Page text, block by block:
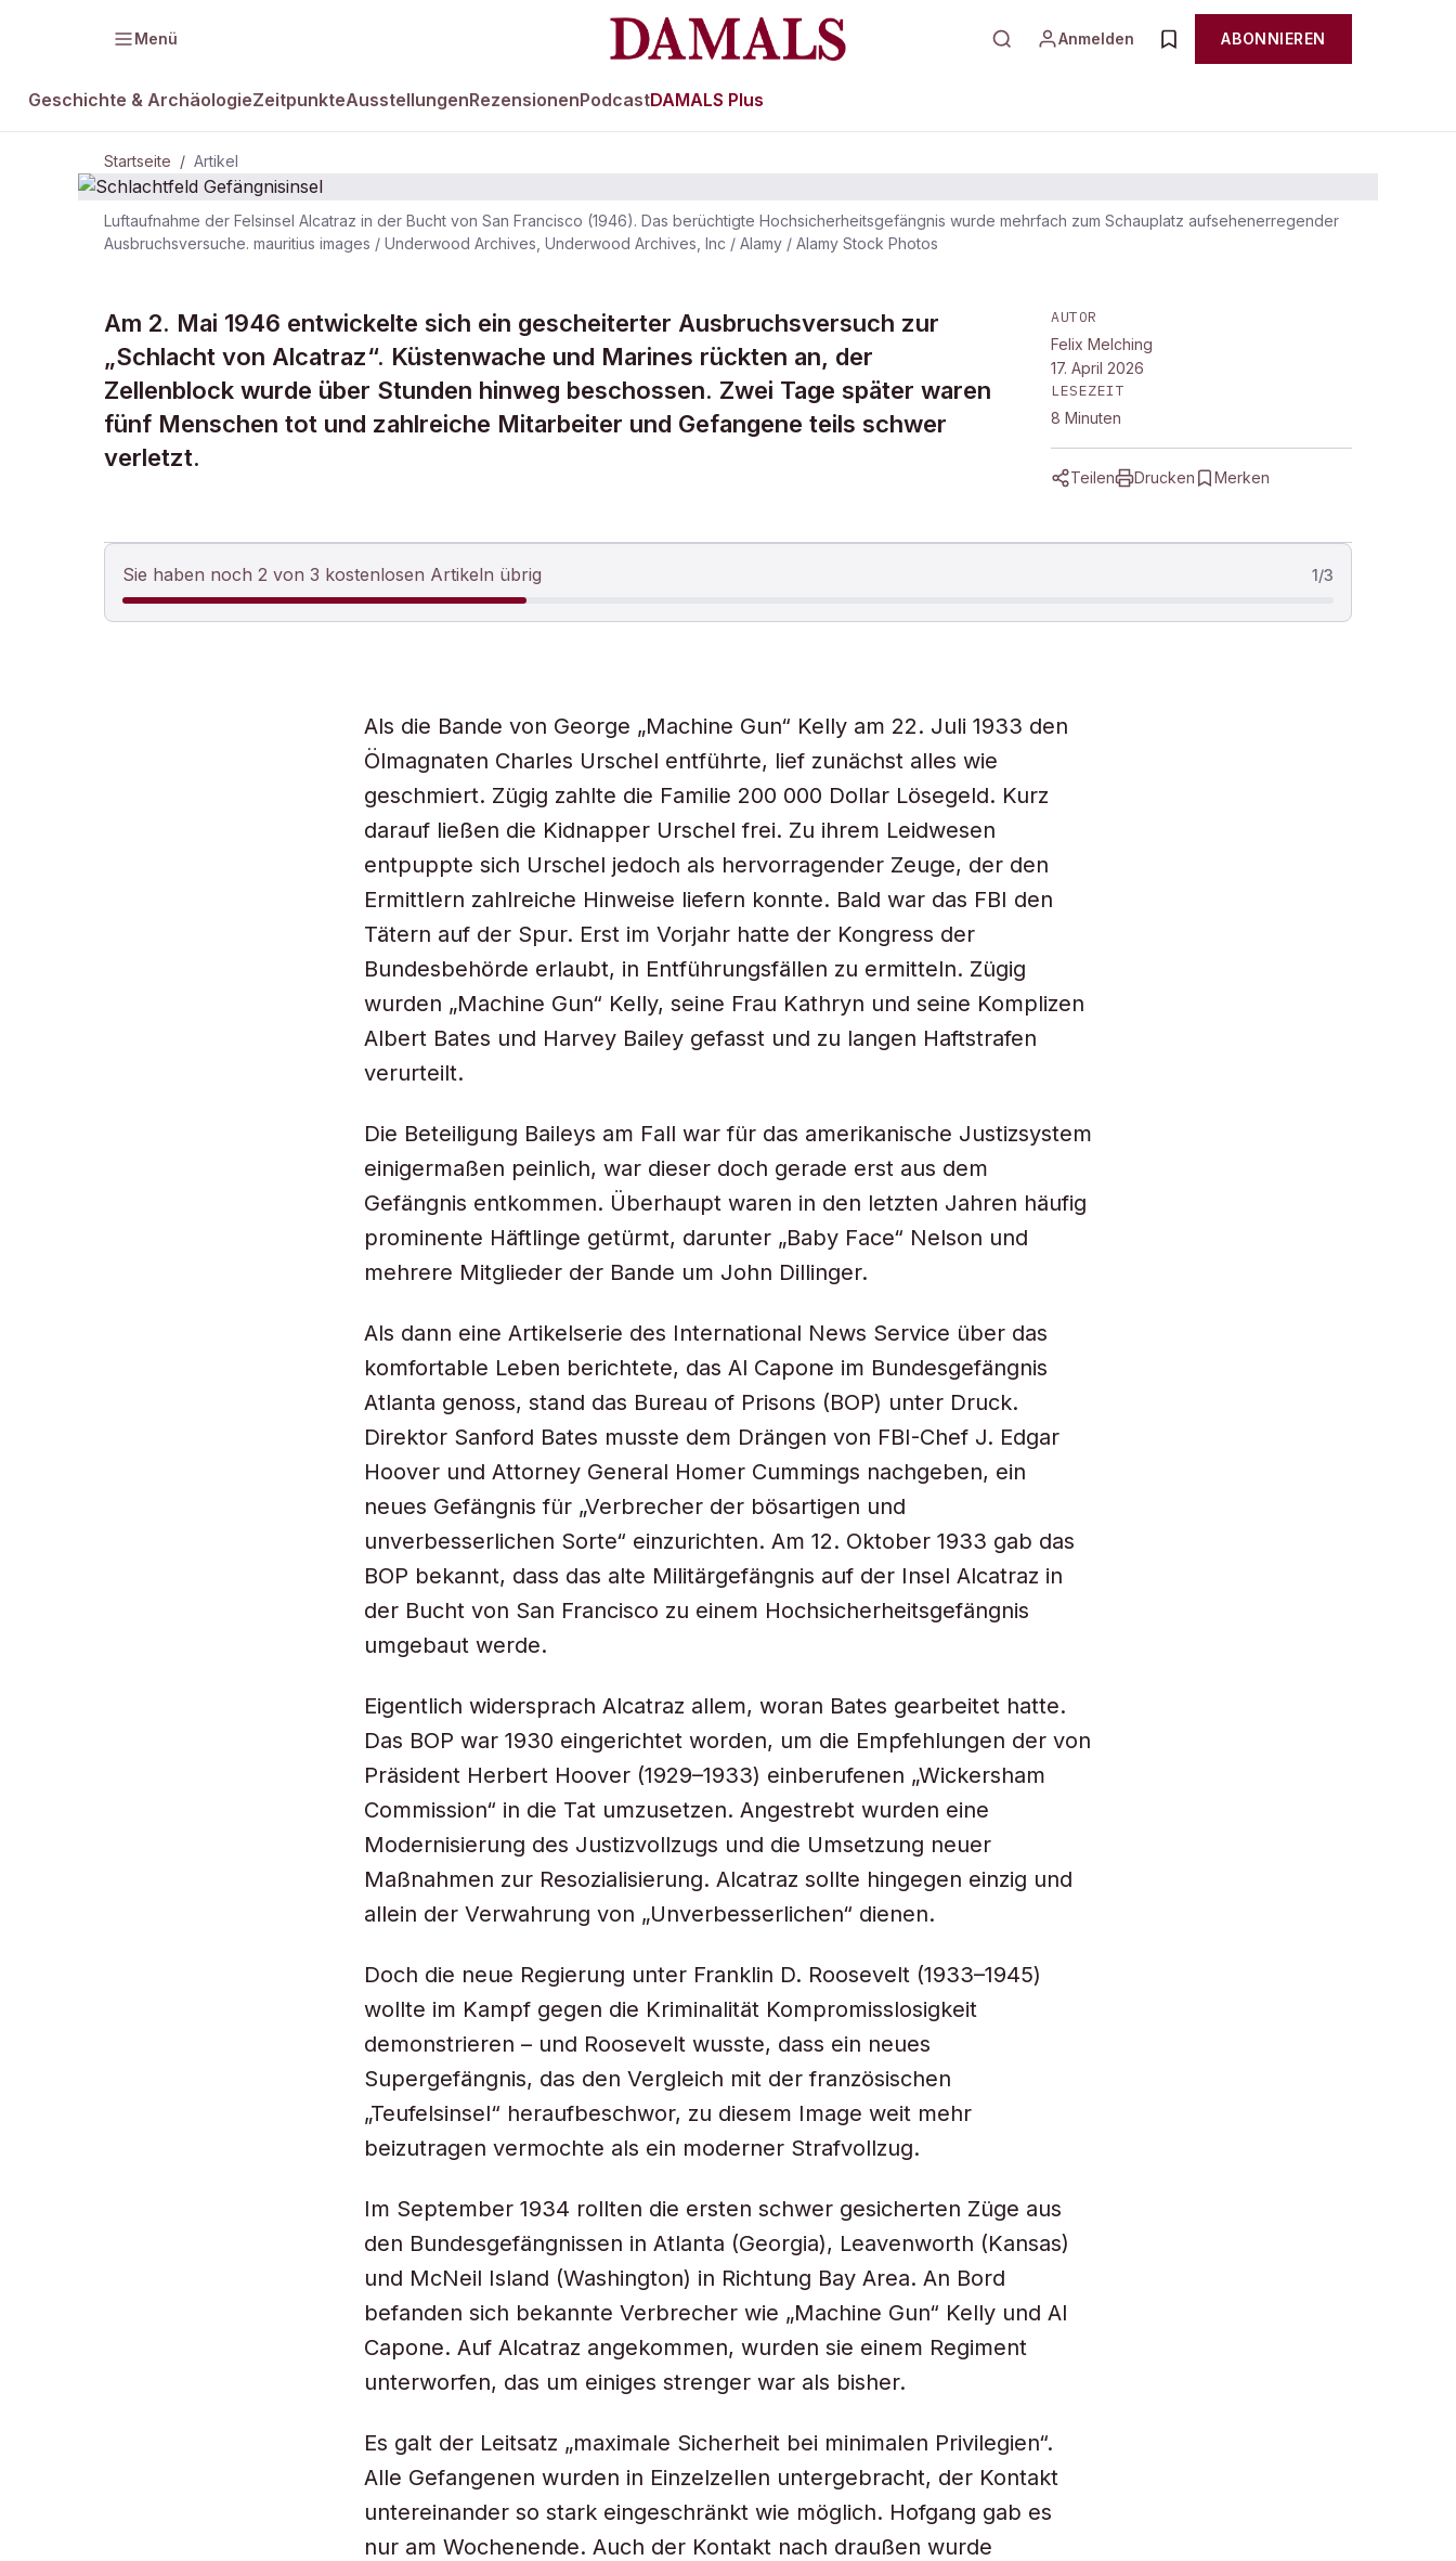
Menü Anmelden ABONNIEREN
Geschichte & ArchäologieZeitpunkteAusstellungenRezensionenPodcastDAMALS Plus
Startseite / Artikel
Schlachtfeld
Gefängnisinsel
Luftaufnahme der Felsinsel Alcatraz in der Bucht von San Francisco (1946). Das berüchtigte Hochsicherheitsgefängnis wurde mehrfach zum Schauplatz aufsehenerregender
Ausbruchsversuche. mauritius images / Underwood Archives, Underwood Archives, Inc / Alamy / Alamy Stock Photos
Am 2. Mai 1946 entwickelte sich ein gescheiterter Ausbruchsversuch zur
„Schlacht von Alcatraz“. Küstenwache und Marines rückten an, der
Zellenblock wurde über Stunden hinweg beschossen. Zwei Tage später waren
fünf Menschen tot und zahlreiche Mitarbeiter und Gefangene teils schwer
verletzt.
AUTOR
Felix Melching
17. April 2026
LESEZEIT
8 Minuten
Teilen Drucken Merken
Sie haben noch 2 von 3 kostenlosen Artikeln übrig 1/3
Als die Bande von George „Machine Gun“ Kelly am 22. Juli 1933 den
Ölmagnaten Charles Urschel entführte, lief zunächst alles wie
geschmiert. Zügig zahlte die Familie 200 000 Dollar Lösegeld. Kurz
darauf ließen die Kidnapper Urschel frei. Zu ihrem Leidwesen
entpuppte sich Urschel jedoch als hervorragender Zeuge, der den
Ermittlern zahlreiche Hinweise liefern konnte. Bald war das FBI den
Tätern auf der Spur. Erst im Vorjahr hatte der Kongress der
Bundesbehörde erlaubt, in Entführungsfällen zu ermitteln. Zügig
wurden „Machine Gun“ Kelly, seine Frau Kathryn und seine Komplizen
Albert Bates und Harvey Bailey gefasst und zu langen Haftstrafen
verurteilt.
Die Beteiligung Baileys am Fall war für das amerikanische Justizsystem
einigermaßen peinlich, war dieser doch gerade erst aus dem
Gefängnis entkommen. Überhaupt waren in den letzten Jahren häufig
prominente Häftlinge getürmt, darunter „Baby Face“ Nelson und
mehrere Mitglieder der Bande um John Dillinger.
Als dann eine Artikelserie des International News Service über das
komfortable Leben berichtete, das Al Capone im Bundesgefängnis
Atlanta genoss, stand das Bureau of Prisons (BOP) unter Druck.
Direktor Sanford Bates musste dem Drängen von FBI-Chef J. Edgar
Hoover und Attorney General Homer Cummings nachgeben, ein
neues Gefängnis für „Verbrecher der bösartigen und
unverbesserlichen Sorte“ einzurichten. Am 12. Oktober 1933 gab das
BOP bekannt, dass das alte Militärgefängnis auf der Insel Alcatraz in
der Bucht von San Francisco zu einem Hochsicherheitsgefängnis
umgebaut werde.
Eigentlich widersprach Alcatraz allem, woran Bates gearbeitet hatte.
Das BOP war 1930 eingerichtet worden, um die Empfehlungen der von
Präsident Herbert Hoover (1929–1933) einberufenen „Wickersham
Commission“ in die Tat umzusetzen. Angestrebt wurden eine
Modernisierung des Justizvollzugs und die Umsetzung neuer
Maßnahmen zur Resozialisierung. Alcatraz sollte hingegen einzig und
allein der Verwahrung von „Unverbesserlichen“ dienen.
Doch die neue Regierung unter Franklin D. Roosevelt (1933–1945)
wollte im Kampf gegen die Kriminalität Kompromisslosigkeit
demonstrieren – und Roosevelt wusste, dass ein neues
Supergefängnis, das den Vergleich mit der französischen
„Teufelsinsel“ heraufbeschwor, zu diesem Image weit mehr
beizutragen vermochte als ein moderner Strafvollzug.
Im September 1934 rollten die ersten schwer gesicherten Züge aus
den Bundesgefängnissen in Atlanta (Georgia), Leavenworth (Kansas)
und McNeil Island (Washington) in Richtung Bay Area. An Bord
befanden sich bekannte Verbrecher wie „Machine Gun“ Kelly und Al
Capone. Auf Alcatraz angekommen, wurden sie einem Regiment
unterworfen, das um einiges strenger war als bisher.
Es galt der Leitsatz „maximale Sicherheit bei minimalen Privilegien“.
Alle Gefangenen wurden in Einzelzellen untergebracht, der Kontakt
untereinander so stark eingeschränkt wie möglich. Hofgang gab es
nur am Wochenende. Auch der Kontakt nach draußen wurde